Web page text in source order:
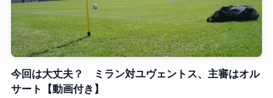
今回は大丈夫？ ミラン対ユヴェントス、主審はオル
サート【動画付き】